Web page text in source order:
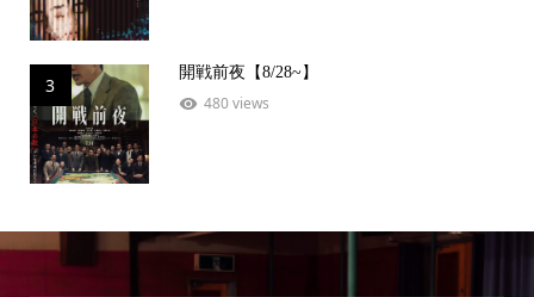
3
開戦前夜【8/28~】
480 views